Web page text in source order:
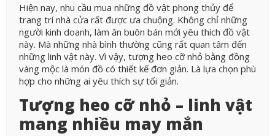
Hiện nay, nhu cầu mua những đồ vật phong thủy để
trang trí nhà cửa rất được ưa chuộng. Không chỉ những
người kinh doanh, làm ăn buôn bán mới yêu thích đồ vật
này. Mà những nhà bình thường cũng rất quan tâm đến
những linh vật này. Vì vậy, tượng heo cỡ nhỏ bằng đồng
vàng mộc là món đồ có thiết kế đơn giản. Là lựa chọn phù
hợp cho những ai yêu thích sự tối giản.
Tượng heo cỡ nhỏ – linh vật
mang nhiều may mắn